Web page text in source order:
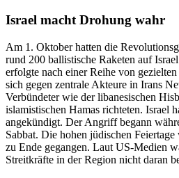
Israel macht Drohung wahr
Am 1. Oktober hatten die
rund 200 ballistische Raketen auf
erfolgte nach einer Reihe von
sich gegen zentrale Akteure in Irans
Verbündeter wie der libanesischen
islamistischen Hamas richteten. Israel
angekündigt. Der Angriff begann
Sabbat. Die hohen jüdischen
zu Ende gegangen. Laut US-Medien
Streitkräfte in der Region nicht daran